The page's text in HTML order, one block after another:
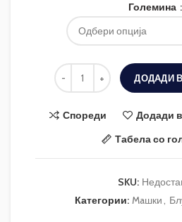
Големина
ДОДАДИ
Спореди
Додади
Табела со
SKU:
Категории: Maшки,